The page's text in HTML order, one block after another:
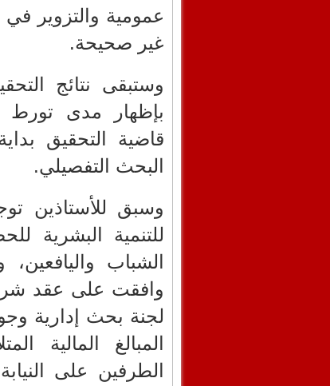
عمومية والتزوير
غير صحيحة.
وستبقى نتائج
بإظهار مدى تورط
قاضية التحقيق
البحث التفصيلي.
وسبق للأستاذين
للتنمية البشرية
الشباب
وافقت على عقد
لجنة بحث إدارية
المبالغ المالية
الطرفين على